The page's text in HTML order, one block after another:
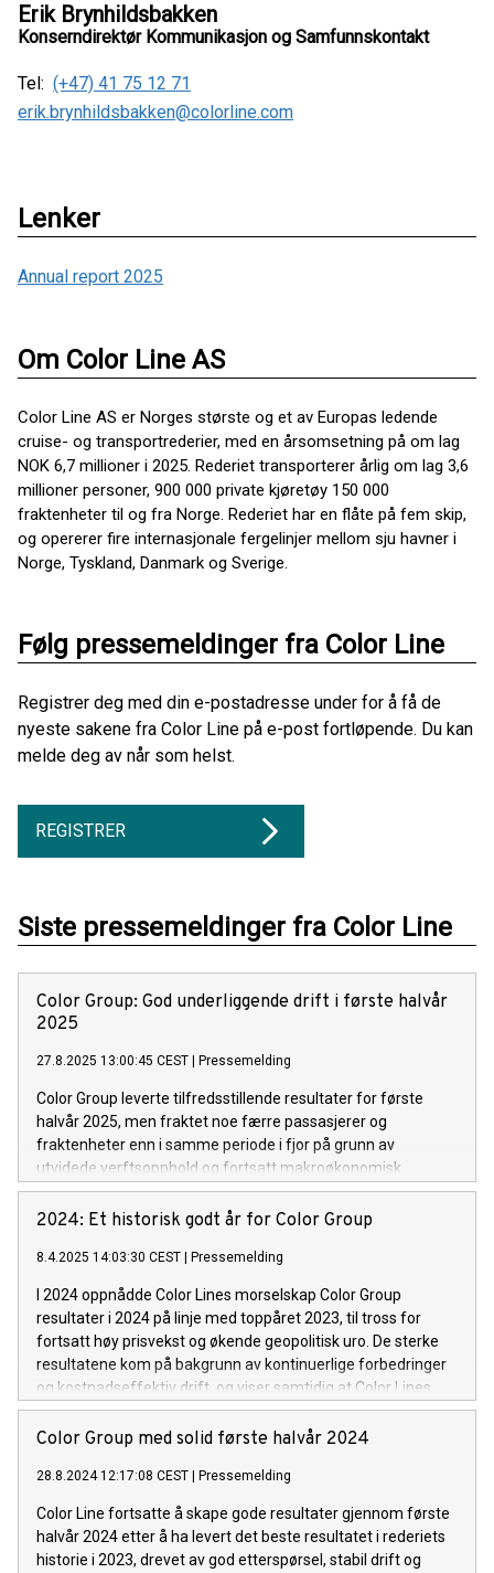
Erik Brynhildsbakken
Konserndirektør Kommunikasjon og Samfunnskontakt
Tel: (+47) 41 75 12 71
erik.brynhildsbakken@colorline.com
Lenker
Annual report 2025
Om Color Line AS
Color Line AS er Norges største og et av Europas ledende
cruise- og transportrederier, med en årsomsetning på om lag
NOK 6,7 millioner i 2025. Rederiet transporterer årlig om lag 3,6
millioner personer, 900 000 private kjøretøy 150 000
fraktenheter til og fra Norge. Rederiet har en flåte på fem skip,
og opererer fire internasjonale fergelinjer mellom sju havner i
Norge, Tyskland, Danmark og Sverige.
Følg pressemeldinger fra Color Line
Registrer deg med din e-postadresse under for å få de
nyeste sakene fra Color Line på e-post fortløpende. Du kan
melde deg av når som helst.
REGISTRER
Siste pressemeldinger fra Color Line
Color Group: God underliggende drift i første halvår
2025
27.8.2025 13:00:45 CEST Pressemelding
Color Group leverte tilfredsstillende resultater for første
halvår 2025, men fraktet noe færre passasjerer og
fraktenheter enn i samme periode i fjor på grunn av
utvidede verftsopphold og fortsatt makroøkonomisk
usikkerhet.
2024: Et historisk godt år for Color Group
8.4.2025 14:03:30 CEST Pressemelding
I 2024 oppnådde Color Lines morselskap Color Group
resultater i 2024 på linje med toppåret 2023, til tross for
fortsatt høy prisvekst og økende geopolitisk uro. De sterke
resultatene kom på bakgrunn av kontinuerlige forbedringer
og kostnadseffektiv drift, og viser samtidig at Color Lines
produkter er meget robuste i forhold til makroøkonomisk
usikkerhet og økte spenningsnivåer.
Color Group med solid første halvår 2024
28.8.2024 12:17:08 CEST Pressemelding
Color Line fortsatte å skape gode resultater gjennom første
halvår 2024 etter å ha levert det beste resultatet i rederiets
historie i 2023, drevet av god etterspørsel, stabil drift og